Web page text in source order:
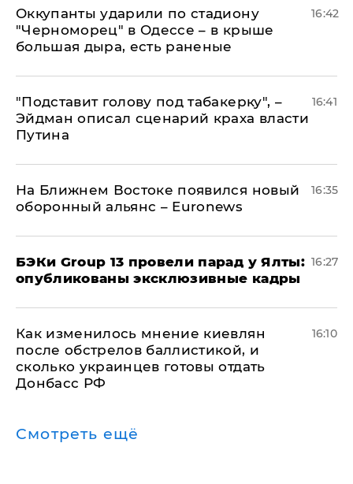
Оккупанты ударили по стадиону
"Черноморец" в Одессе – в крыше
большая дыра, есть раненые
16:42
​"Подставит голову под табакерку", –
Эйдман описал сценарий краха власти
Путина
16:41
На Ближнем Востоке появился новый
оборонный альянс – Euronews
16:35
​БЭКи Group 13 провели парад у Ялты:
опубликованы эксклюзивные кадры
16:27
Как изменилось мнение киевлян
после обстрелов баллистикой, и
сколько украинцев готовы отдать
Донбасс РФ
16:10
Смотреть ещё